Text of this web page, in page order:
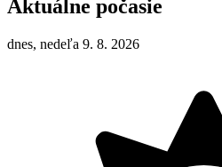
Aktuálne počasie
dnes, nedeľa 9. 8. 2026